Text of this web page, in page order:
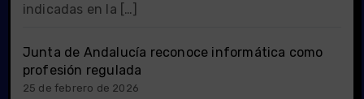
indicadas en la […]
Junta de Andalucía reconoce informática como
profesión regulada
25 de febrero de 2026